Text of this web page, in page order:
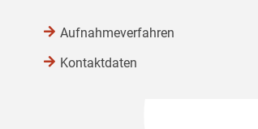
Aufnahmeverfahren
Kontaktdaten